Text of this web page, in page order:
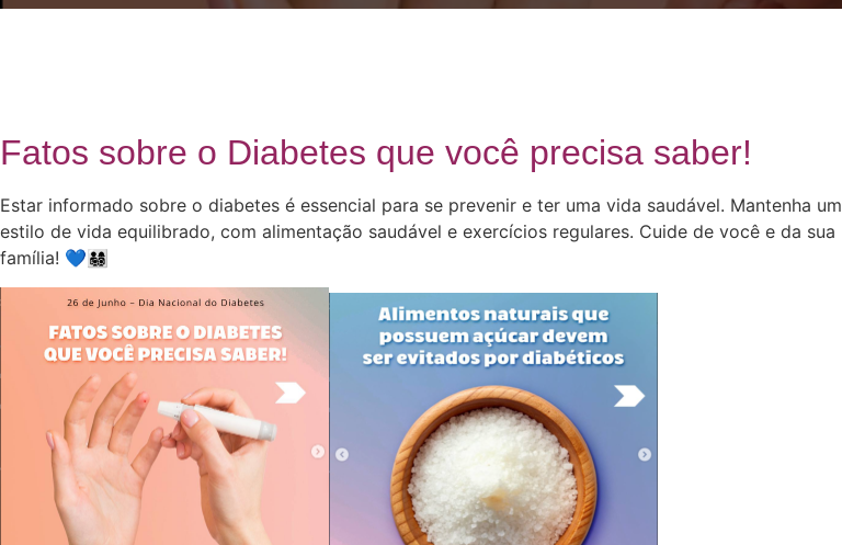
Fatos sobre o Diabetes que você precisa saber!
Estar informado sobre o diabetes é essencial para se prevenir e ter uma vida saudável. Mantenha um
estilo de vida equilibrado, com alimentação saudável e exercícios regulares. Cuide de você e da sua
família! 💙👨‍👩‍👧‍👦